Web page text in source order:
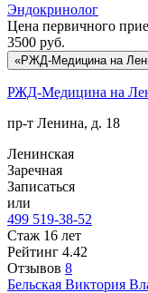
Эндокринолог
Цена первичного
3500 руб.
«РЖД-Медицина на
РЖД-Медицина на
пр-т Ленина, д. 18
Ленинская
Заречная
Записаться
или
499 519-38-52
Стаж 16 лет
Рейтинг 4.42
Отзывов 8
Бельская Виктория